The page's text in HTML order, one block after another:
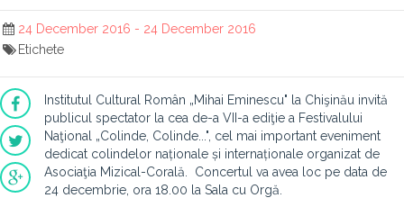
24 December 2016 - 24 December 2016
Etichete
Institutul Cultural Român „Mihai Eminescu" la Chişinău invită
publicul spectator la cea de-a VII-a ediţie a Festivalului
Naţional „Colinde, Colinde...", cel mai important eveniment
dedicat colindelor naționale și internaționale organizat de
Asociaţia Mizical-Corală. Concertul va avea loc pe data de
24 decembrie, ora 18.00 la Sala cu Orgă.